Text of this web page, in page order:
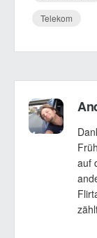
Telekom
auf